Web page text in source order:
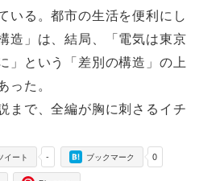
いる。都市の生活を便利にし
造」は、結局、「電気は東京
」という「差別の構造」の上
った。
まで、全編が胸に刺さるイチ
-
イート 0
ブックマーク